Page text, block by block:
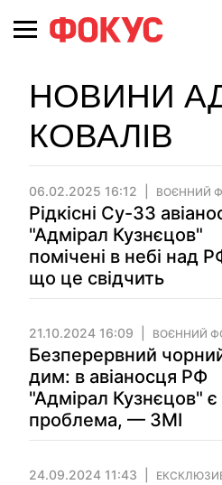
НОВИНИ
КОВАЛІВ
06.02.2025 16:12 ВОЄННИЙ
Рідкісні Су-33
"Адмірал Кузнєцов"
помічені в небі над
що це свідчить
21.10.2024 16:09 ВОЄННИЙ
Безперервний
дим: в авіаносця РФ
"Адмірал Кузнєцов" є
проблема, — ЗМІ
24.09.2024 11:43